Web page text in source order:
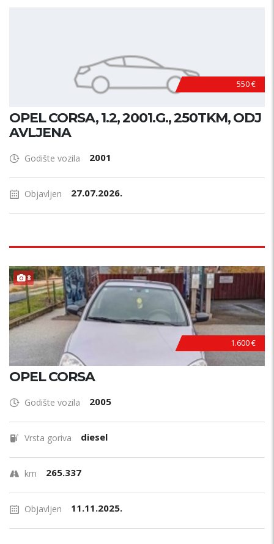
550 €
OPEL CORSA, 1.2, 2001.G., 250TKM, ODJ
AVLJENA
Godište vozila 2001
Objavljen 27.07.2026.
8
1.600 €
OPEL CORSA
Godište vozila 2005
Vrsta goriva diesel
km 265.337
Objavljen 11.11.2025.